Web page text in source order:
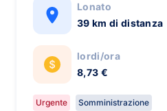
Lonato
39 km di distanza
lordi/ora
8,73 €
Urgente Somministrazione